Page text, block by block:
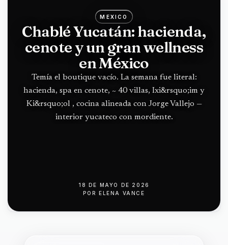
MEXICO
Chablé Yucatán: hacienda,
cenote y un gran wellness
en México
Temía el boutique vacío. La semana fue literal:
hacienda, spa en cenote, ~ 40 villas, Ixi&rsquo;im y
Ki&rsquo;ol , cocina alineada con Jorge Vallejo —
interior yucateco con mordiente.
18 DE MAYO DE 2026
POR ELENA VANCE